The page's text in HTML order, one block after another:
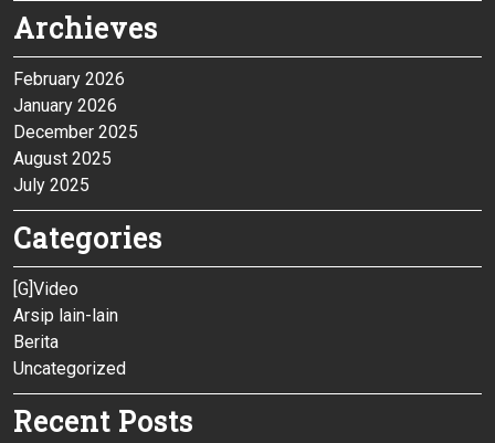
Archieves
February 2026
January 2026
December 2025
August 2025
July 2025
Categories
[G]Video
Arsip lain-lain
Berita
Uncategorized
Recent Posts